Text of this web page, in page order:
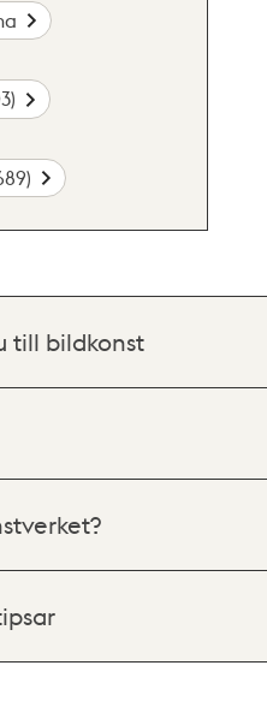
till bildkonst